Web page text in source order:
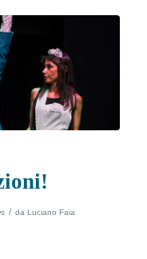
/ da Luciano Faia